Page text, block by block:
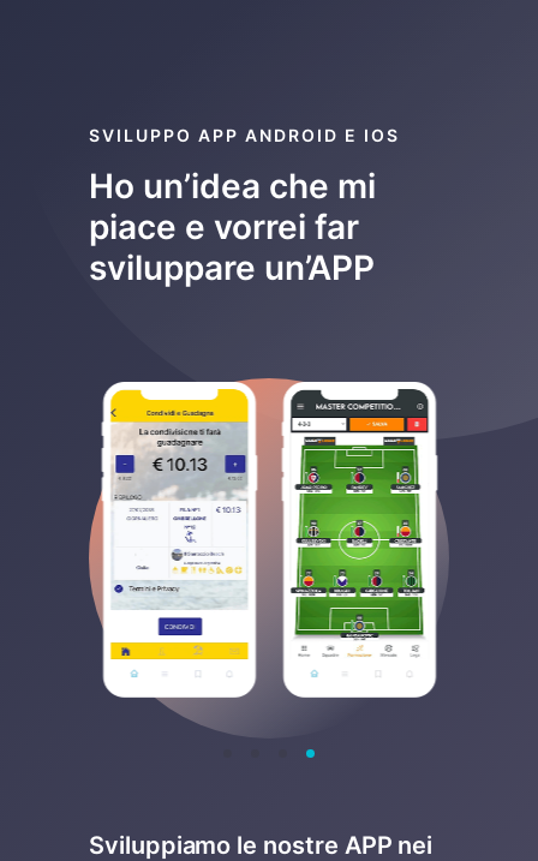
SVILUPPO APP ANDROID E IOS
Ho un’idea che mi
piace e vorrei far
sviluppare un’APP
Sviluppiamo le nostre APP nei